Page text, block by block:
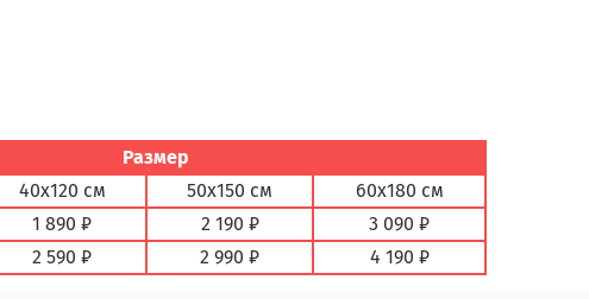
Размер
40х120 см 50х150 см
60х180 см
1 890 ₽ 2 190 ₽
3 090 ₽
2 590 ₽ 2 990 ₽ 4 190 ₽